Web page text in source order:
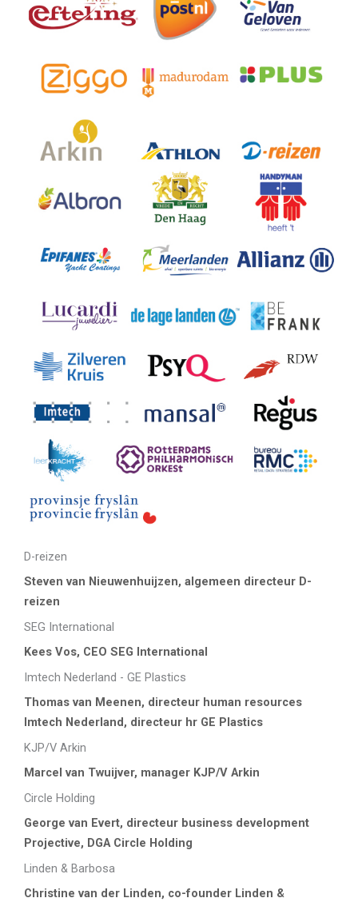
D-reizen
Steven van Nieuwenhuijzen, algemeen directeur D-
reizen
SEG International
Kees Vos, CEO SEG International
Imtech Nederland - GE Plastics
Thomas van Meenen, directeur human resources
Imtech Nederland, directeur hr GE Plastics
KJP/V Arkin
Marcel van Twuijver, manager KJP/V Arkin
Circle Holding
George van Evert, directeur business development
Projective, DGA Circle Holding
Linden & Barbosa
Christine van der Linden, co-founder Linden &